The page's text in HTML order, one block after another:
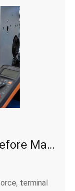
Wire Harness Testing Before Mass Production: Continuity, Pull Force, and Fit
terminal